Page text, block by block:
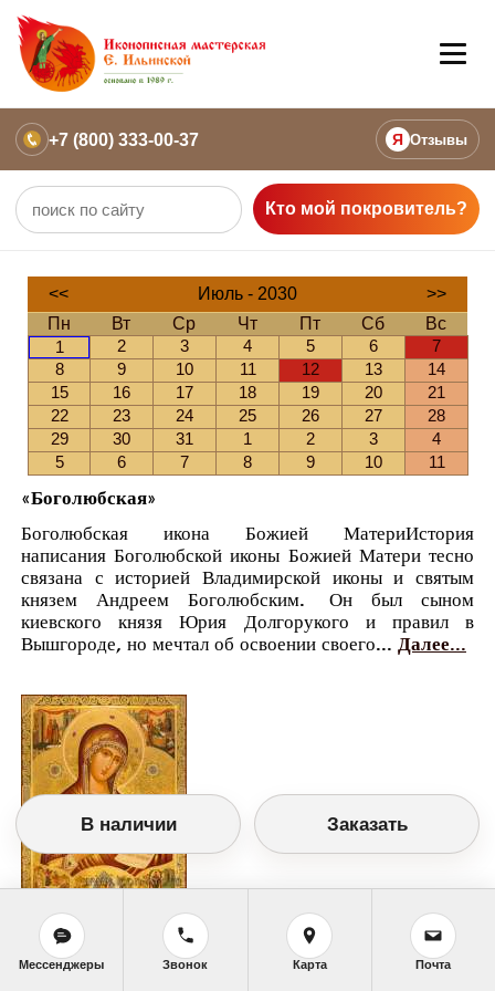
+7 (800) 333-00-37 Я Отзывы
Кто мой покровитель?
<< Июль - 2030
>>
Пн
Вт Ср Чт Пт Сб
Вс
1
2 3 4 5 6
7
8
9 10 11 12 13
14
15
16 17 18 19 20
21
22
23 24 25 26 27
28
29
30 31 1 2 3
4
5
6 7 8 9 10 11
«Боголюбская»
Боголюбская икона Божией МатериИстория
написания Боголюбской иконы Божией Матери тесно
связана с историей Владимирской иконы и святым
князем Андреем Боголюбским. Он был сыном
киевского князя Юрия Долгорукого и правил в
Вышгороде, но мечтал об освоении своего... Далее...
Православный календарь
В наличии Заказать
Мессенджеры Звонок Карта Почта